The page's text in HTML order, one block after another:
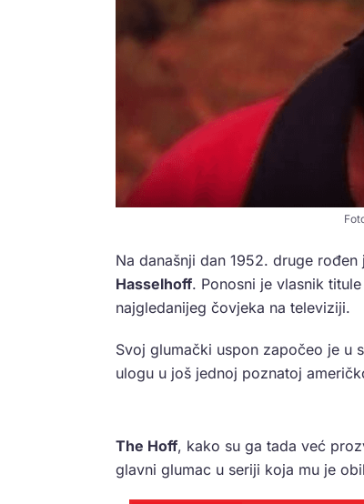
Na današnji dan 1952. druge
Hasselhoff. Ponosni je vlasnik
najgledanijeg čovjeka na televiziji.
Svoj glumački uspon započeo je u
ulogu u još jednoj poznatoj
The Hoff, kako su ga tada već
glavni glumac u seriji koja mu je